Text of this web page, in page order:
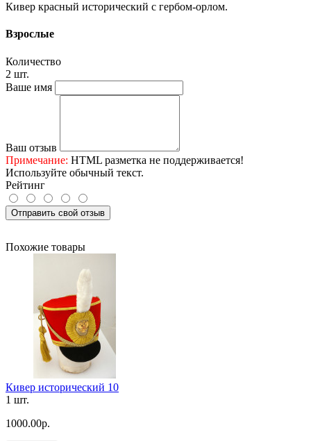
Кивер красный исторический с гербом-орлом.
Взрослые
Количество
2 шт.
Ваше имя
Ваш отзыв
Примечание: HTML разметка не поддерживается!
Используйте обычный текст.
Рейтинг
Отправить свой отзыв
Похожие товары
Кивер исторический 10
1 шт.
1000.00р.